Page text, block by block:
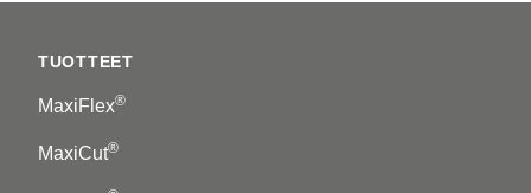
TUOTTEET
MaxiFlex®
MaxiCut®